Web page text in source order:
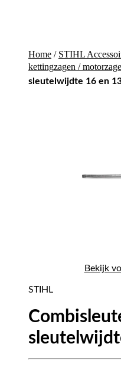
Home / STIHL
kettingzagen /
sleutelwijdte 16 en
Bekijk
STIHL